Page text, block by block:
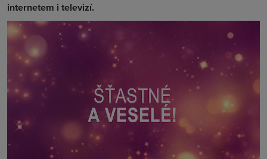
internetem i televizí.